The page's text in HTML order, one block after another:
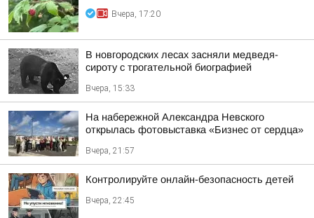
Вчера, 17:20
В новгородских лесах засняли медведя-
сироту с трогательной биографией
Вчера, 15:33
На набережной Александра Невского
открылась фотовыставка «Бизнес от сердца»
Вчера, 21:57
Контролируйте онлайн-безопасность детей
Вчера, 22:45